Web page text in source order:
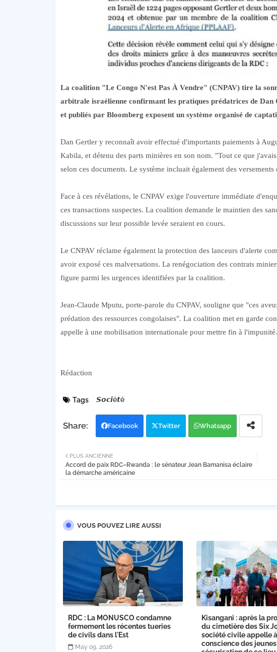
La coalition "Le Congo N'est Pas À Vendre" (CNPAV) tire la
arbitrale israélienne confirmant les pratiques prédatrices de
et publiés par Bloomberg exposent un système organisé de
Dan Gertler y reconnaît avoir effectué d'importants paiements à
Kabila, et détenu des parts minières en son nom. "Tout ce que
selon ces documents. Le système incluait également des
Face à ces révélations, le CNPAV exige l'ouverture immédiate
ces transactions suspectes. La coalition demande le maintien des
discussions sur leur possible levée seraient en cours.
Le CNPAV réclame également la protection des lanceurs d'alerte
avoir exposé ces malversations. La renégociation des contrats
figure parmi les urgences identifiées par la coalition.
Jean-Claude Mputu, porte-parole du CNPAV, souligne que "ces
prédation des ressources congolaises". La coalition met en garde
appelle à une mobilisation internationale pour mettre fin à l'impunité.
Rédaction
Tags 𝙎𝙤𝙘𝙞é𝙩é
Facebook Twitter Whatsapp
PLUS ANCIENNE
Accord de paix RDC–Rwanda : le sénateur Jean Bamanisa éclaire
la démarche américaine
VOUS POUVEZ LIRE AUSSI
RDC : La MONUSCO condamne
fermement les récentes tueries
de civils dans l'Est
May 09, 2026
Kisangani : après la
du cimetière des Six
société civile appelle
conscience des